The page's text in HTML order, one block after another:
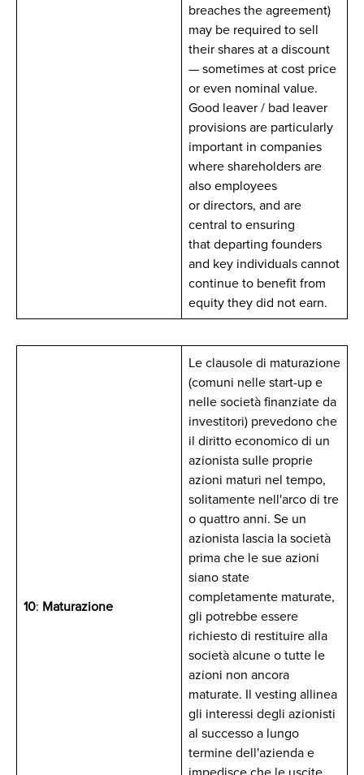
breaches the agreement)
may be required to sell
their shares at a discount
— sometimes at cost price
or even nominal value.
Good leaver / bad leaver
provisions are particularly
important in companies
where shareholders are
also employees
or directors, and are
central to ensuring
that departing founders
and key individuals cannot
continue to benefit from
equity they did not earn.
10: Maturazione
Le clausole di maturazione
(comuni nelle start-up e
nelle società finanziate da
investitori) prevedono che
il diritto economico di un
azionista sulle proprie
azioni maturi nel tempo,
solitamente nell'arco di tre
o quattro anni. Se un
azionista lascia la società
prima che le sue azioni
siano state
completamente maturate,
gli potrebbe essere
richiesto di restituire alla
società alcune o tutte le
azioni non ancora
maturate. Il vesting allinea
gli interessi degli azionisti
al successo a lungo
termine dell'azienda e